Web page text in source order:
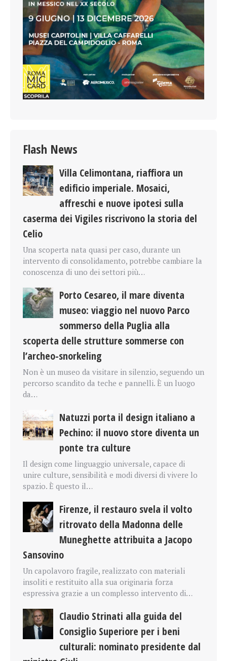
Flash News
Villa Celimontana, riaffiora un
edificio imperiale. Mosaici,
affreschi e nuove ipotesi sulla
caserma dei Vigiles riscrivono la storia del
Celio
Una scoperta nata quasi per caso, durante un
intervento di consolidamento, potrebbe cambiare la
conoscenza di uno dei settori più…
Porto Cesareo, il mare diventa
museo: viaggio nel nuovo Parco
sommerso della Puglia alla
scoperta delle strutture sommerse con
l’archeo-snorkeling
Non è un museo da visitare in silenzio, seguendo un
percorso scandito da teche e pannelli. È un luogo
da…
Natuzzi porta il design italiano a
Pechino: il nuovo store diventa un
ponte tra culture
Il design come linguaggio universale, capace di
unire culture, sensibilità e modi diversi di vivere lo
spazio. È questo il…
Firenze, il restauro svela il volto
ritrovato della Madonna delle
Muneghette attribuita a Jacopo
Sansovino
Un capolavoro fragile, realizzato con materiali
insoliti e restituito alla sua originaria forza
espressiva grazie a un complesso intervento di…
Claudio Strinati alla guida del
Consiglio Superiore per i beni
culturali: nominato presidente dal